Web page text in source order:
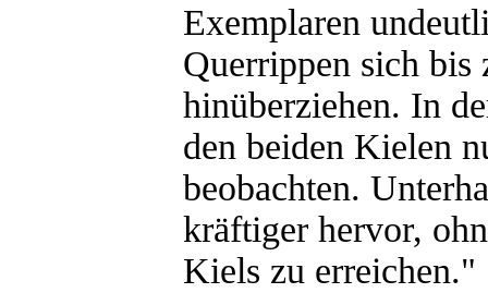
Exemplaren
Querrippen sich bis
hinüberziehen. In
den beiden Kielen
beobachten.
kräftiger hervor,
Kiels zu erreichen."